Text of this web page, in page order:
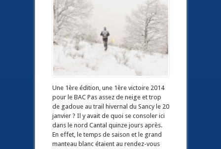
Une 1ère édition, une 1ère victoire 2014
pour le BAC Pas assez de neige et trop
de gadoue au trail hivernal du Sancy le 20
janvier ? Il y avait de quoi se consoler ici
dans le nord Cantal quinze jours après.
En effet, le temps de saison et le grand
manteau blanc étaient au rendez-vous